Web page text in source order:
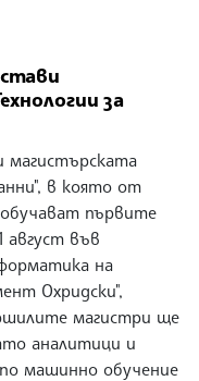
за
в която от
първите
август във
на
Охридски",
магистри ще
аналитици и
машинно обучение